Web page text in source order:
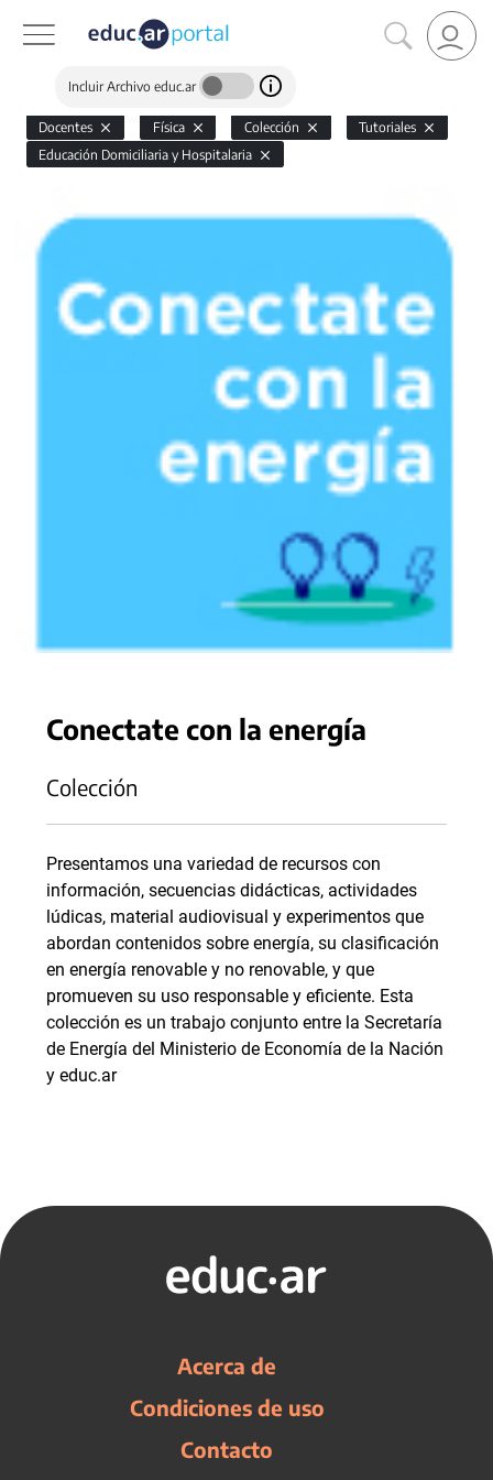
Incluir Archivo educ.ar
Docentes Física Colección
Tutoriales
Educación Domiciliaria y Hospitalaria
Conectate con la energía
Colección
Presentamos una variedad de recursos con
información, secuencias didácticas, actividades
lúdicas, material audiovisual y experimentos que
abordan contenidos sobre energía, su clasificación
en energía renovable y no renovable, y que
promueven su uso responsable y eficiente. Esta
colección es un trabajo conjunto entre la Secretaría
de Energía del Ministerio de Economía de la Nación
y educ.ar
Acerca de
Condiciones de uso
Contacto